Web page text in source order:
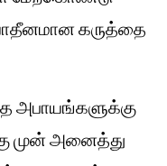
கருத்தை
அபாயங்களுக்கு
முன் அனைத்து